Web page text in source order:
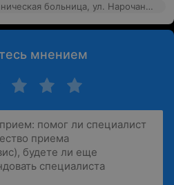
2-я городская детская клиническая больница, ул. Нарочанская, 17
мнением